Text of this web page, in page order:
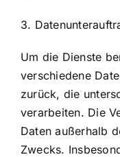
3.
Um die Dienste
verschiedene
zurück, die
verarbeiten. Die
Daten außerhalb
Zwecks.